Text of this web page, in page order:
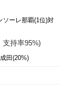
ソーレ那覇(1位)対
持率95%)
田(20%)